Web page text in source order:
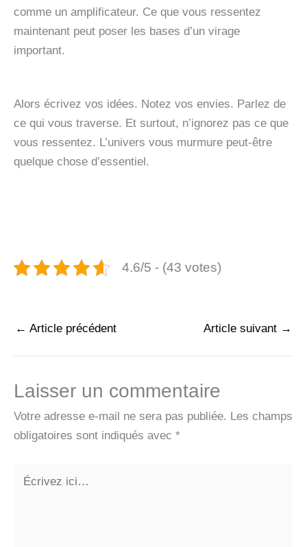
comme un amplificateur. Ce que vous ressentez
maintenant peut poser les bases d’un virage
important.
Alors écrivez vos idées. Notez vos envies. Parlez de
ce qui vous traverse. Et surtout, n’ignorez pas ce que
vous ressentez. L’univers vous murmure peut-être
quelque chose d’essentiel.
4.6/5 - (43 votes)
← Article précédent Article suivant →
Laisser un commentaire
Votre adresse e-mail ne sera pas publiée. Les champs
obligatoires sont indiqués avec *